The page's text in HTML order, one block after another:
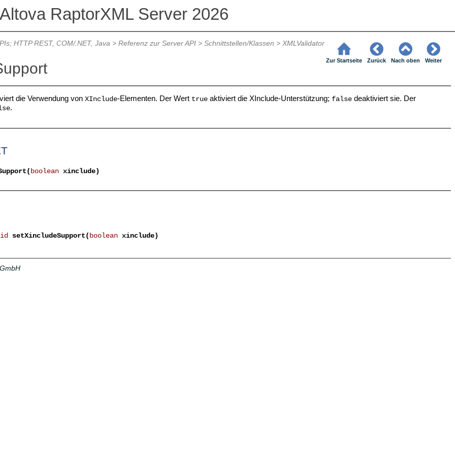
Altova RaptorXML Server 2026
HTTP REST, COM/.NET, Java> Referenz zur Server API> Schnittstellen/Klassen > XMLValidator
Zur Startseite Zurück Nach oben Weiter
die Verwendung von XInclude-Elementen. Der Wert trueaktiviert die XInclude-Unterstützung; falsedeaktiviert sie. Der
.
booleanxinclude)
setXincludeSupport( booleanxinclude)